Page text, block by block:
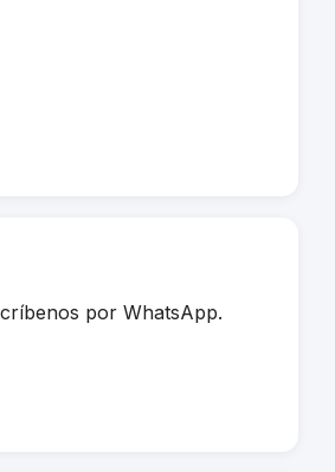
por WhatsApp.